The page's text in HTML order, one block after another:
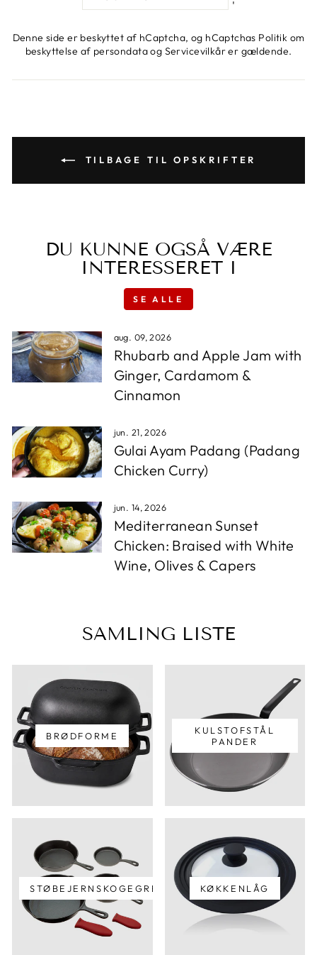
'
Denne side er beskyttet af hCaptcha, og hCaptchas Politik om
beskyttelse af persondataog Servicevilkårer gældende.
TILBAGE TIL OPSKRIFTER
DU KUNNE OGSÅ VÆRE
INTERESSERET I
SE ALLE
aug. 09, 2026
Rhubarb and Apple Jam with
Ginger, Cardamom &
Cinnamon
jun. 21, 2026
Gulai Ayam Padang (Padang
Chicken Curry)
jun. 14, 2026
Mediterranean Sunset
Chicken: Braised with White
Wine, Olives & Capers
SAMLING LISTE
BRØDFORME
KULSTOFSTÅL
PANDER
STØBEJERNSKOGEGREJ KØKKENLÅG